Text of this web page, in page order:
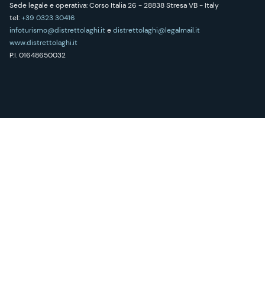
Sede legale e operativa: Corso Italia 26 - 28838 Stresa VB - Italy
tel:+39 0323 30416
infoturismo@distrettolaghi.itedistrettolaghi@legalmail.it
www.distrettolaghi.it
P.I. 01648650032